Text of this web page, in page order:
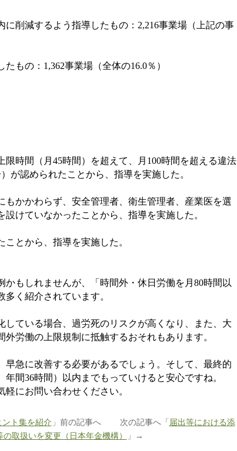
に削減するよう指導したもの： 2,216事業場（上記の事
たもの： 1,362事業場（全体の16.0％）
限時間（月 45時間）を超えて、月 100時間を超える違法
が認められたことから、指導を実施した。
もかかわらず、安全管理者、衛生管理者、産業医を選
けていなかったことから、指導を実施した。
とから、指導を実施した。
もしれませんが、「時間外・休日労働を月 80時間以
く紹介されています。
している場合、過労死のリスクが高くなり、また、大
労働の上限規制に抵触するおそれもあります。
急に改善する必要があるでしょう。そして、最終的
年間36時間）以内までもっていけると安心ですね。
にお問い合わせください。
ト集を紹介 」前の記事へ 次の記事へ「 届出等における添
取扱いを変更（日本年金機構）
」→